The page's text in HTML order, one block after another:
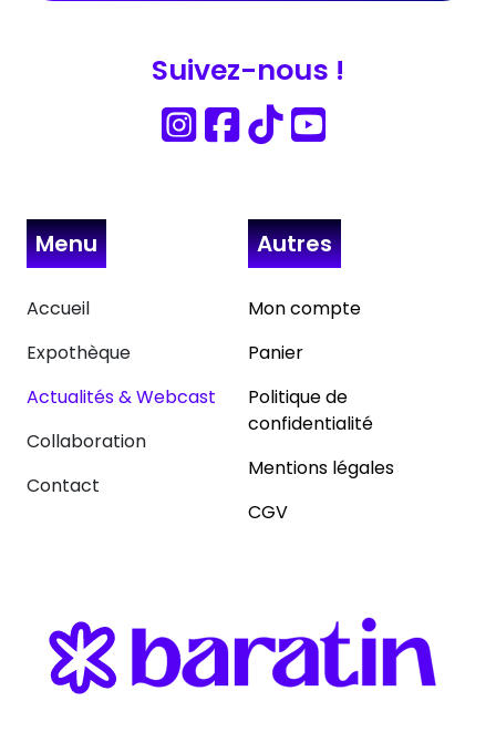
Suivez-nous !
Menu
Accueil
Expothèque
Actualités & Webcast
Collaboration
Contact
Autres
Mon compte
Panier
Politique de
confidentialité
Mentions légales
CGV